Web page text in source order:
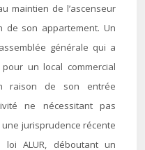
maintien de l’ascenseur
son appartement. Un
générale qui a
un local commercial
raison de son entrée
ne nécessitant pas
une jurisprudence récente
ALUR, déboutant un